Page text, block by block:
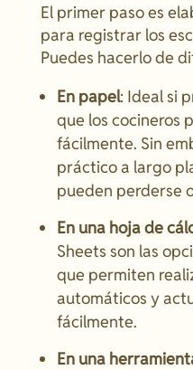
El primer paso es
para registrar los
Puedes hacerlo de
En papel: Ideal si
que los cocineros
fácilmente. Sin
práctico a largo
pueden perderse
En una hoja de
Sheets son las
que permiten
automáticos y
fácilmente.
En una